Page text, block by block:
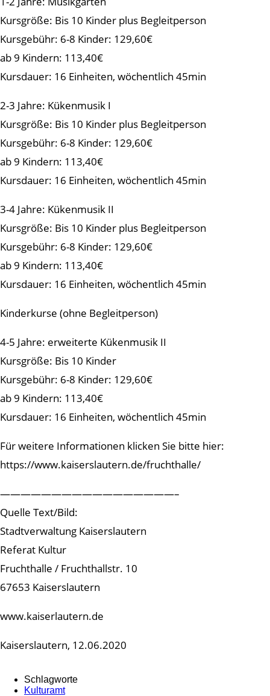
Kursgröße: Bis 10 Kinder plus Begleitperson
Kursgebühr: 6-8 Kinder: 129,60€
ab 9 Kindern: 113,40€
Kursdauer: 16 Einheiten, wöchentlich 45min
2-3 Jahre: Kükenmusik I
Kursgröße: Bis 10 Kinder plus Begleitperson
Kursgebühr: 6-8 Kinder: 129,60€
ab 9 Kindern: 113,40€
Kursdauer: 16 Einheiten, wöchentlich 45min
3-4 Jahre: Kükenmusik II
Kursgröße: Bis 10 Kinder plus Begleitperson
Kursgebühr: 6-8 Kinder: 129,60€
ab 9 Kindern: 113,40€
Kursdauer: 16 Einheiten, wöchentlich 45min
Kinderkurse (ohne Begleitperson)
4-5 Jahre: erweiterte Kükenmusik II
Kursgröße: Bis 10 Kinder
Kursgebühr: 6-8 Kinder: 129,60€
ab 9 Kindern: 113,40€
Kursdauer: 16 Einheiten, wöchentlich 45min
Für weitere Informationen klicken Sie bitte hier:
https://www.kaiserslautern.de/fruchthalle/
—————————————————–
Quelle Text/Bild:
Stadtverwaltung Kaiserslautern
Referat Kultur
Fruchthalle / Fruchthallstr. 10
67653 Kaiserslautern
www.kaiserlautern.de
Kaiserslautern, 12.06.2020
Schlagworte
Kulturamt